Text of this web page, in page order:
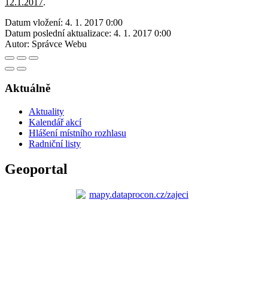
Datum vložení: 4. 1. 2017 0:00
Datum poslední aktualizace: 4. 1. 2017 0:00
Autor: Správce Webu
Aktuálně
Aktuality
Kalendář akcí
Hlášení místního rozhlasu
Radniční listy
Geoportal